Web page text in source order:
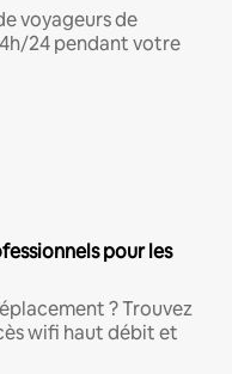
voyageurs de
24 pendant votre
pour les
? Trouvez
wifi haut débit et